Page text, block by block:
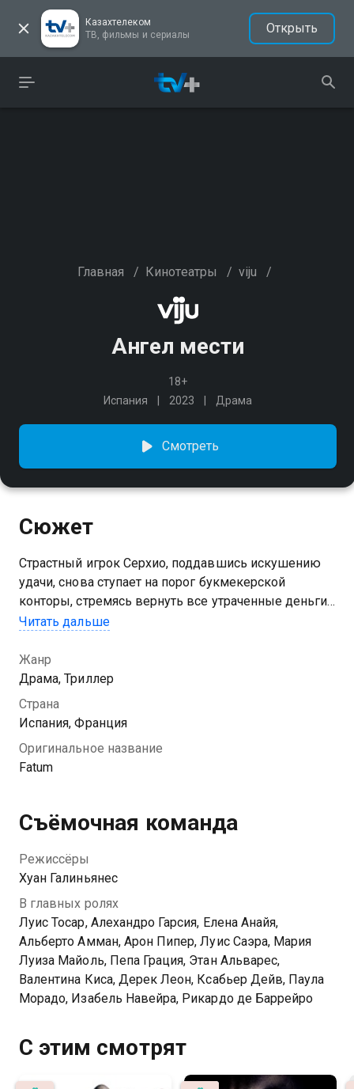
Казахтелеком
ТВ, фильмы и сериалы
Открыть
Главная / Кинотеатры / viju /
Ангел мести
18+
Испания
2023 Драма
Смотреть
Сюжет
Страстный игрок Серхио, поддавшись искушению
удачи, снова ступает на порог букмекерской
конторы, стремясь вернуть все утраченные деньги.
Внезапно в заведение врывается другой игрок
нескольких человек.
Читать дальше
Жанр
Драма, Триллер
Страна
Испания, Франция
Оригинальное название
Fatum
Съёмочная команда
Режиссёры
Хуан Галиньянес
В главных ролях
Луис Тосар, Алехандро Гарсия, Елена Анайя,
Альберто Амман, Арон Пипер, Луис Саэра, Мария
Луиза Майоль, Пепа Грация, Этан Альварес,
Валентина Киса, Дерек Леон, Ксабьер Дейв, Паула
Морадо, Изабель Навейра, Рикардо де Баррейро
С этим смотрят